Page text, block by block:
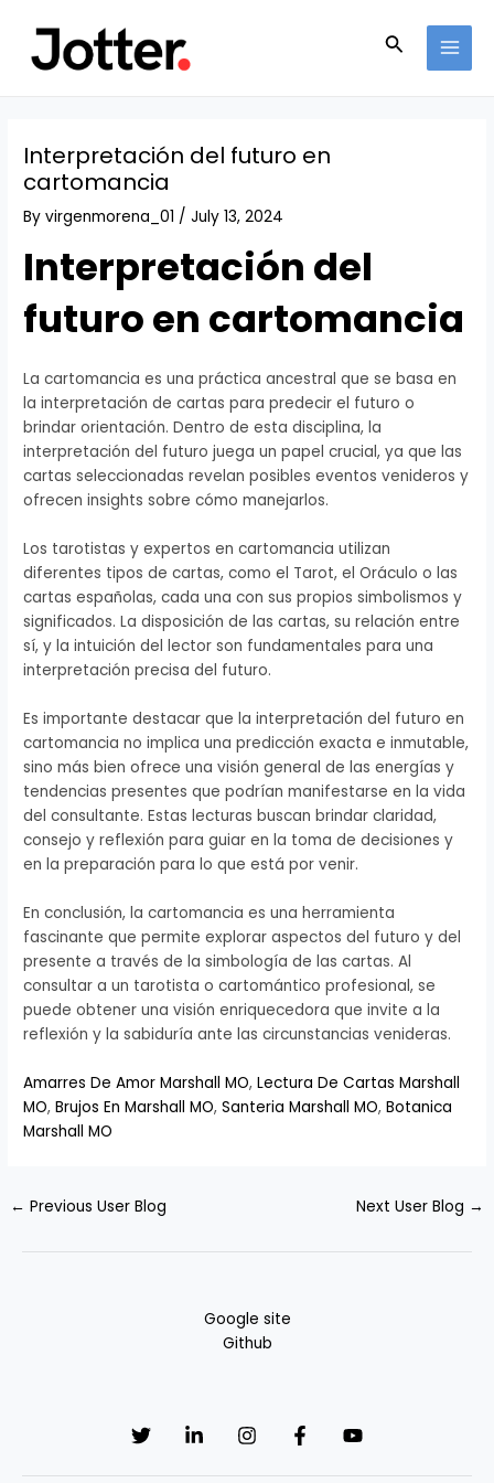
content
Search
Interpretación del futuro en
cartomancia
Byvirgenmorena_01 /July 13, 2024
Interpretación del
futuro en cartomancia
La cartomancia es una práctica ancestral que se basa en
la interpretación de cartas para predecir el futuro o
brindar orientación. Dentro de esta disciplina, la
interpretación del futuro juega un papel crucial, ya que las
cartas seleccionadas revelan posibles eventos venideros y
ofrecen insights sobre cómo manejarlos.
Los tarotistas y expertos en cartomancia utilizan
diferentes tipos de cartas, como el Tarot, el Oráculo o las
cartas españolas, cada una con sus propios simbolismos y
significados. La disposición de las cartas, su relación entre
sí, y la intuición del lector son fundamentales para una
interpretación precisa del futuro.
Es importante destacar que la interpretación del futuro en
cartomancia no implica una predicción exacta e inmutable,
sino más bien ofrece una visión general de las energías y
tendencias presentes que podrían manifestarse en la vida
del consultante. Estas lecturas buscan brindar claridad,
consejo y reflexión para guiar en la toma de decisiones y
en la preparación para lo que está por venir.
En conclusión, la cartomancia es una herramienta
fascinante que permite explorar aspectos del futuro y del
presente a través de la simbología de las cartas. Al
consultar a un tarotista o cartomántico profesional, se
puede obtener una visión enriquecedora que invite a la
reflexión y la sabiduría ante las circunstancias venideras.
Amarres De Amor Marshall MO,Lectura De Cartas Marshall
MO,Brujos En Marshall MO,Santeria Marshall MO,Botanica
Marshall MO
navigation
← Previous User Blog Next User Blog →
Google site
Github